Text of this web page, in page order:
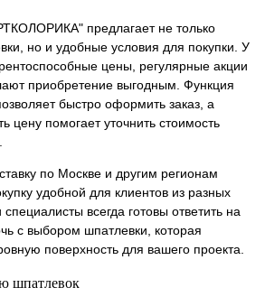
предлагает не только
но и удобные условия для покупки. У
цены, регулярные акции
приобретение выгодным. Функция
быстро оформить заказ, а
цену помогает уточнить стоимость
по Москве и другим регионам
удобной для клиентов из разных
всегда готовы ответить на
с выбором шпатлевки, которая
поверхность для вашего проекта.
шпатлевок